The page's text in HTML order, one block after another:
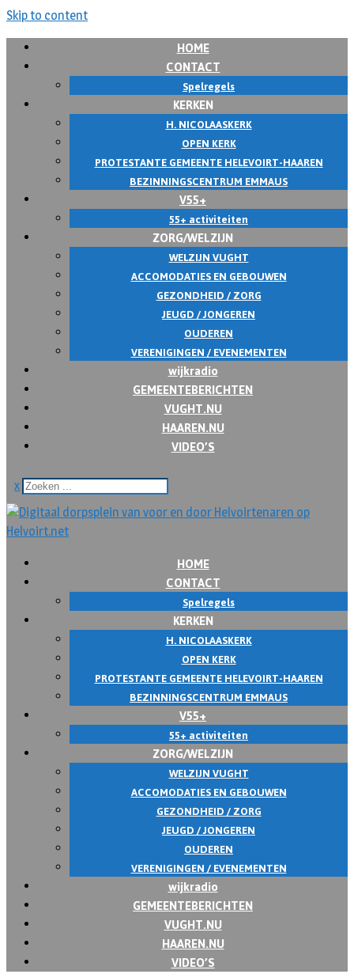
Skip to content
HOME
CONTACT
Spelregels
KERKEN
H. NICOLAASKERK
OPEN KERK
PROTESTANTE GEMEENTE HELEVOIRT-HAAREN
BEZINNINGSCENTRUM EMMAUS
V55+
55+ activiteiten
ZORG/WELZIJN
WELZIJN VUGHT
ACCOMODATIES EN GEBOUWEN
GEZONDHEID / ZORG
JEUGD / JONGEREN
OUDEREN
VERENIGINGEN / EVENEMENTEN
wijkradio
GEMEENTEBERICHTEN
VUGHT.NU
HAAREN.NU
VIDEO’S
x
HOME
CONTACT
Spelregels
KERKEN
H. NICOLAASKERK
OPEN KERK
PROTESTANTE GEMEENTE HELEVOIRT-HAAREN
BEZINNINGSCENTRUM EMMAUS
V55+
55+ activiteiten
ZORG/WELZIJN
WELZIJN VUGHT
ACCOMODATIES EN GEBOUWEN
GEZONDHEID / ZORG
JEUGD / JONGEREN
OUDEREN
VERENIGINGEN / EVENEMENTEN
wijkradio
GEMEENTEBERICHTEN
VUGHT.NU
HAAREN.NU
VIDEO’S